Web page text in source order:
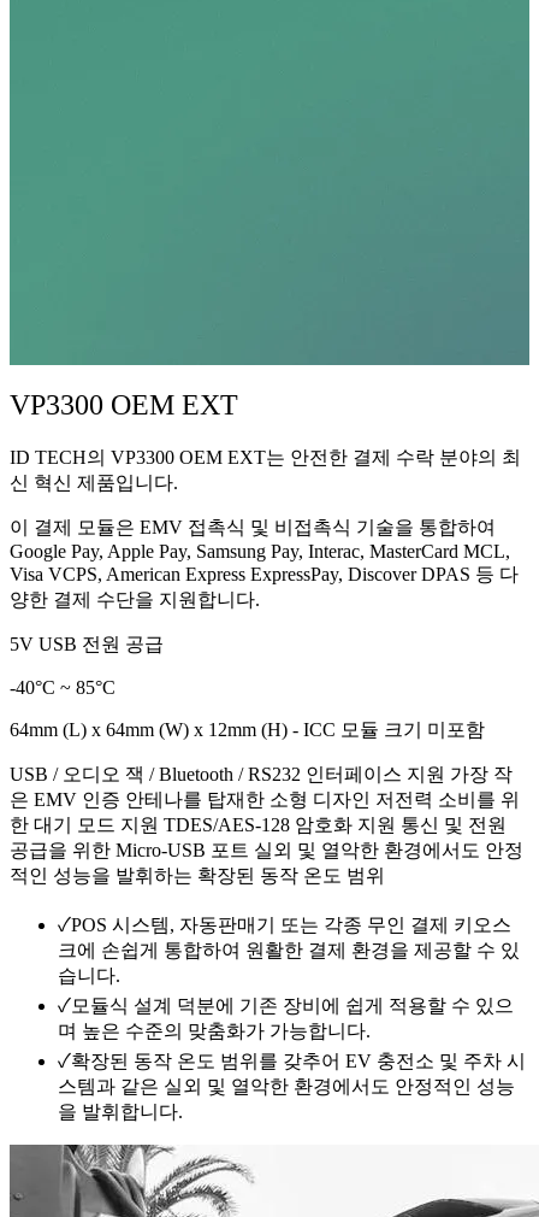
VP3300 OEM EXT
ID TECH의 VP3300 OEM EXT는 안전한 결제 수락 분야의 최
신 혁신 제품입니다.
이 결제 모듈은 EMV 접촉식 및 비접촉식 기술을 통합하여
Google Pay, Apple Pay, Samsung Pay, Interac, MasterCard MCL,
Visa VCPS, American Express ExpressPay, Discover DPAS 등 다
양한 결제 수단을 지원합니다.
5V USB 전원 공급
-40°C ~ 85°C
64mm (L) x 64mm (W) x 12mm (H) - ICC 모듈 크기 미포함
USB / 오디오 잭 / Bluetooth / RS232 인터페이스 지원 가장 작
은 EMV 인증 안테나를 탑재한 소형 디자인 저전력 소비를 위
한 대기 모드 지원 TDES/AES-128 암호화 지원 통신 및 전원
공급을 위한 Micro-USB 포트 실외 및 열악한 환경에서도 안정
적인 성능을 발휘하는 확장된 동작 온도 범위
✓POS 시스템, 자동판매기 또는 각종 무인 결제 키오스
크에 손쉽게 통합하여 원활한 결제 환경을 제공할 수 있
습니다.
✓모듈식 설계 덕분에 기존 장비에 쉽게 적용할 수 있으
며 높은 수준의 맞춤화가 가능합니다.
✓확장된 동작 온도 범위를 갖추어 EV 충전소 및 주차 시
스템과 같은 실외 및 열악한 환경에서도 안정적인 성능
을 발휘합니다.